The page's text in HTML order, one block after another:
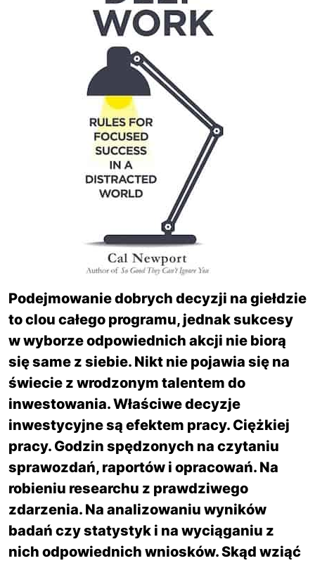
Podejmowanie dobrych decyzji na giełdzie
to clou całego programu, jednak sukcesy
w wyborze odpowiednich akcji nie biorą
się same z siebie. Nikt nie pojawia się na
świecie z wrodzonym talentem do
inwestowania. Właściwe decyzje
inwestycyjne są efektem pracy. Ciężkiej
pracy. Godzin spędzonych na czytaniu
sprawozdań, raportów i opracowań. Na
robieniu researchu z prawdziwego
zdarzenia. Na analizowaniu wyników
badań czy statystyk i na wyciąganiu z
nich odpowiednich wniosków. Skąd wziąć